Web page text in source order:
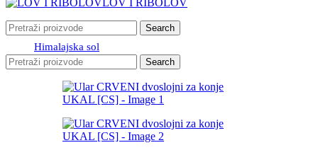
LOV I RIBOLOV
Search
Himalajska sol
Search